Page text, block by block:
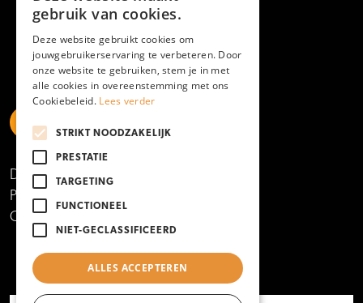
https://www.linkedin.com/school/mboamersfoort
https://www.instagram.com/mboamersfoort/
https://www.facebook.com/MBOAmersfoort
Disclaimer
Privacy- en cookieverklaring
Copyright 2025
gebruik van cookies.
Deze website gebruikt cookies om
jouwgebruikerservaring te verbeteren. Door
onze website te gebruiken, stem je in met
alle cookies in overeenstemming met ons
Cookiebeleid. Lees verder
STRIKT NOODZAKELIJK
PRESTATIE
TARGETING
FUNCTIONEEL
NIET-GECLASSIFICEERD
ALLES ACCEPTEREN